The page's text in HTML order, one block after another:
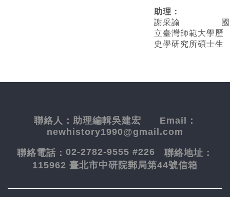
助理：
謝采諭
國
立臺灣師範大學歷
史學研究所碩士生
聯絡人： 助理編輯吳建宏 Email：
newhistory1990@gmail.com
聯絡電話： 02-2782-9555 #226 聯絡地址：
115962 臺北市中研院郵局第44號信箱